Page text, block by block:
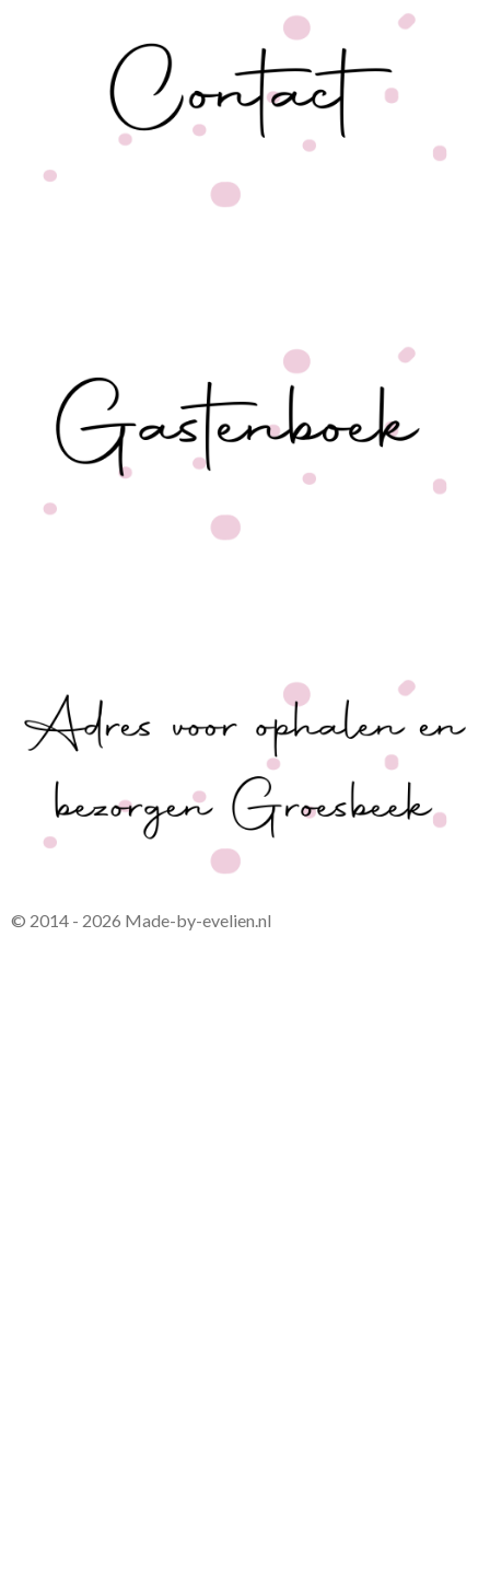
© 2014 - 2026 Made-by-evelien.nl